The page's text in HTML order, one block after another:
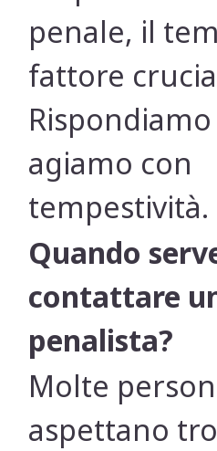
penale, il
fattore
agiamo con
tempestività.
Quando
contattare
penalista?
Molte
aspettano